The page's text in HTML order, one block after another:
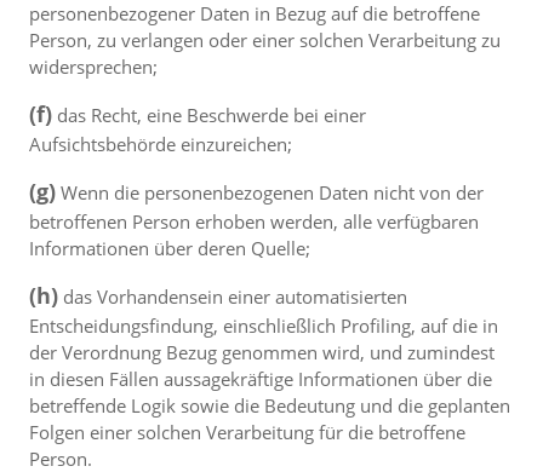
personenbezogener Daten in Bezug auf die betroffene
Person, zu verlangen oder einer solchen Verarbeitung zu
widersprechen;
(f) das Recht, eine Beschwerde bei einer
Aufsichtsbehörde einzureichen;
(g) Wenn die personenbezogenen Daten nicht von der
betroffenen Person erhoben werden, alle verfügbaren
Informationen über deren Quelle;
(h) das Vorhandensein einer automatisierten
Entscheidungsfindung, einschließlich Profiling, auf die in
der Verordnung Bezug genommen wird, und zumindest
in diesen Fällen aussagekräftige Informationen über die
betreffende Logik sowie die Bedeutung und die geplanten
Folgen einer solchen Verarbeitung für die betroffene
Person.